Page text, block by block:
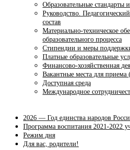
Образовательные стандарты
Руководство.
состав
Материально-техническое
образовательного процесса
Стипендии и меры
Платные образовательные
Финансово-хозяйственная
Вакантные места для
Доступная среда
Международное
2026 — Год единства народов
Программа воспитания 2021-2022
Режим дня
Для вас, родители!